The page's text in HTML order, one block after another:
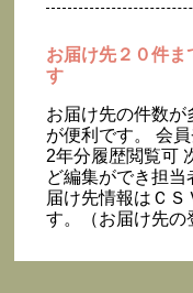
お届け先２０件
す
お届け先の件数が
が便利です。 会
2年分履歴閲覧可
ど編集ができ担
届け先情報はＣＳ
す。（お届け先の